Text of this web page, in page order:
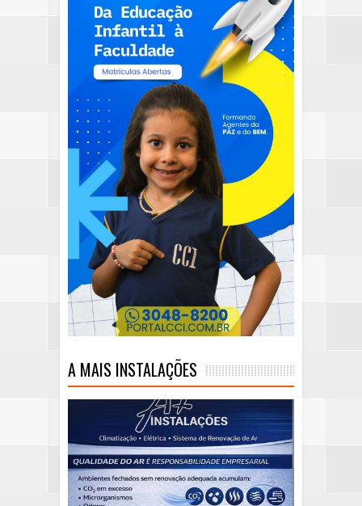
A MAIS INSTALAÇÕES